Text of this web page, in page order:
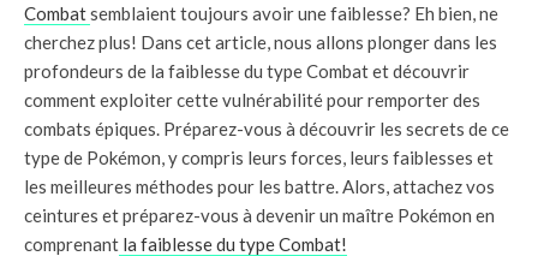
Combatsemblaient toujours avoir une faiblesse? Eh bien, ne
cherchez plus! Dans cet article, nous allons plonger dans les
profondeurs de la faiblesse du type Combat et découvrir
comment exploiter cette vulnérabilité pour remporter des
combats épiques. Préparez-vous à découvrir les secrets de ce
type de Pokémon, y compris leurs forces, leurs faiblesses et
les meilleures méthodes pour les battre. Alors, attachez vos
ceintures et préparez-vous à devenir un maître Pokémon en
comprenant la faiblesse du type Combat!